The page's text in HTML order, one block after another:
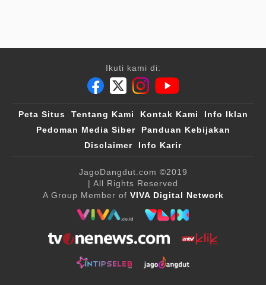
Ikuti kami di:
Peta Situs Tentang Kami Kontak Kami
Info Iklan
Pedoman Media Siber
Panduan Kebijakan
Disclaimer
Info Karir
JagoDangdut.com ©2019
| All Rights Reserved
A Group Member of VIVA Digital Network